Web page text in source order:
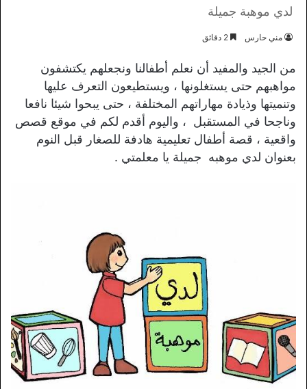
لدي موهبة جميلة
مني حارس
من الجيد والمفيد أن نعلم أطفالنا ونجعلهم يكتشفون
مواهبهم حتى يستغلونها ، ويستطيعون التعرف عليها
وتنميتها وذيادة مهاراتهم المختلفة ، حتى يبحوا شيئا نافعا
وناجحا في المستقبل ، واليوم أقدم لكم في موقع قصص
واقعية ، قصة أطفال تعليمية هادفة للصغار قبل النوم
بعنوان لدي موهبه جميلة يا معلمتي .